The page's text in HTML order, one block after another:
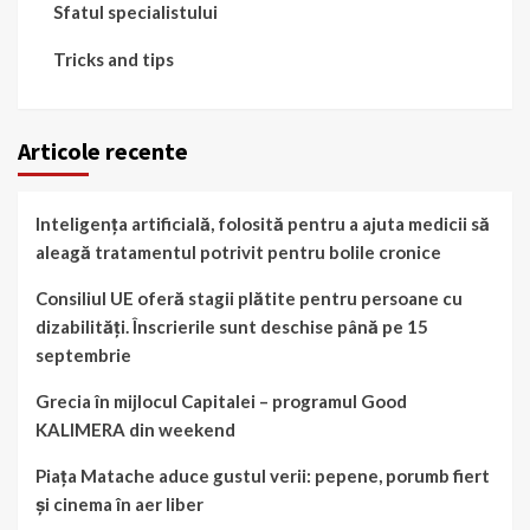
Sfatul specialistului
Tricks and tips
Articole recente
Inteligența artificială, folosită pentru a ajuta medicii să
aleagă tratamentul potrivit pentru bolile cronice
Consiliul UE oferă stagii plătite pentru persoane cu
dizabilități. Înscrierile sunt deschise până pe 15
septembrie
Grecia în mijlocul Capitalei – programul Good
KALIMERA din weekend
Piața Matache aduce gustul verii: pepene, porumb fiert
și cinema în aer liber